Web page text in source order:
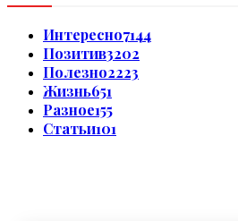
Интересно7144
Позитив3202
Полезно2223
Жизнь651
Разное155
Статьи101